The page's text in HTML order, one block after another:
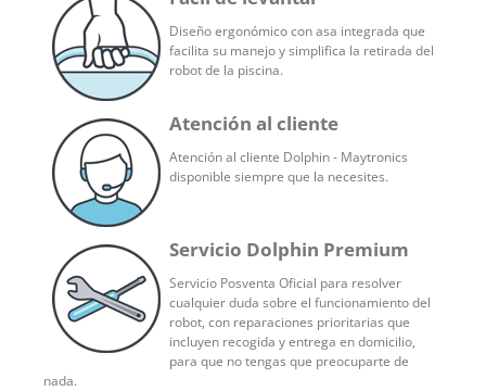
Diseño ergonómico con asa integrada que
facilita su manejo y simplifica la retirada del
robot de la piscina.
Atención al cliente
Atención al cliente Dolphin - Maytronics
disponible siempre que la necesites.
Servicio Dolphin Premium
Servicio Posventa Oficial para resolver
cualquier duda sobre el funcionamiento del
robot, con reparaciones prioritarias que
incluyen recogida y entrega en domicilio,
para que no tengas que preocuparte de
nada.